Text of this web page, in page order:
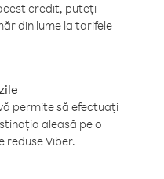
credit, puteți
din lume la tarifele
permite să efectuați
aleasă pe o
reduse Viber.